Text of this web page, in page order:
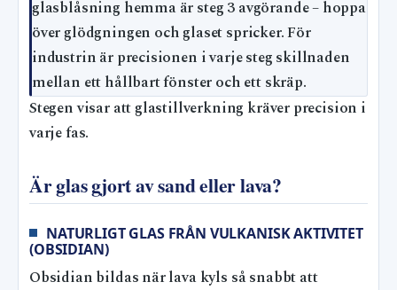
glasblåsning hemma är steg 3 avgörande – hoppa
över glödgningen och glaset spricker. För
industrin är precisionen i varje steg skillnaden
mellan ett hållbart fönster och ett skräp.
Stegen visar att glastillverkning kräver precision i
varje fas.
Är glas gjort av sand eller lava?
NATURLIGT GLAS FRÅN VULKANISK AKTIVITET
(OBSIDIAN)
Obsidian bildas när lava kyls så snabbt att